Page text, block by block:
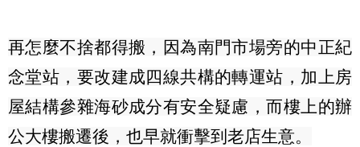
再怎麼不捨都得搬，因為南門市場旁的中正紀
念堂站，要改建成四線共構的轉運站，加上房
屋結構參雜海砂成分有安全疑慮，而樓上的辦
公大樓搬遷後，也早就衝擊到老店生意。